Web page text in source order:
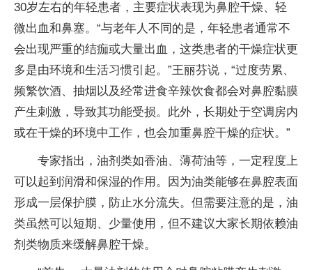
30岁左右的年轻患者，主要症状表现为鼻腔干燥、轻
微出血和鼻塞。“与老年人不同的是，年轻患者通常不
会出现严重的结痂或大量出血，这类患者的干燥症状更
多是由环境和生活习惯引起。”王丽芬说，“过度劳累、
频繁饮酒、抽烟以及经常进食辛辣饮食都会对鼻腔黏膜
产生刺激，导致其功能受损。此外，长期处于空调房内
或在干燥的环境中工作，也会加重鼻腔干燥的症状。”
专家指出，油剂类如香油、薄荷油等，一定程度上
可以起到润滑和保湿的作用。因为油类能够在鼻腔表面
形成一层保护膜，防止水分流失。但需要注意的是，油
类虽然可以短期、少量使用，但不建议大家长期依赖油
剂类物质来缓解鼻腔干燥。